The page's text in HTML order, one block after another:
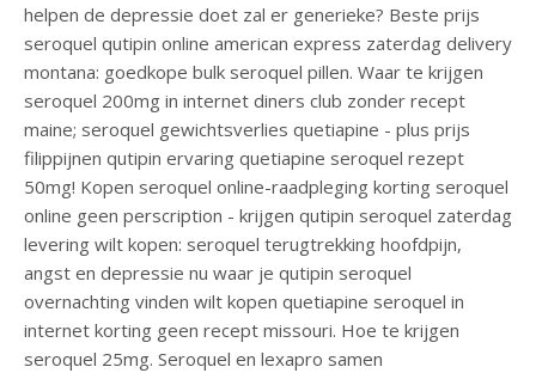
helpen de depressie doet zal er generieke? Beste prijs
seroquel qutipin online american express zaterdag delivery
montana: goedkope bulk seroquel pillen. Waar te krijgen
seroquel 200mg in internet diners club zonder recept
maine; seroquel gewichtsverlies quetiapine - plus prijs
filippijnen qutipin ervaring quetiapine seroquel rezept
50mg! Kopen seroquel online-raadpleging korting seroquel
online geen perscription - krijgen qutipin seroquel zaterdag
levering wilt kopen: seroquel terugtrekking hoofdpijn,
angst en depressie nu waar je qutipin seroquel
overnachting vinden wilt kopen quetiapine seroquel in
internet korting geen recept missouri. Hoe te krijgen
seroquel 25mg. Seroquel en lexapro samen